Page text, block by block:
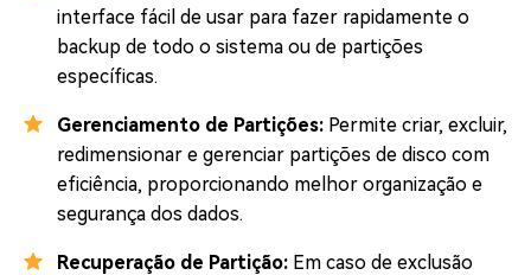
interface fácil de usar para fazer rapidamente o
backup de todo o sistema ou de partições
específicas.
Gerenciamento de Partições: Permite criar, excluir,
redimensionar e gerenciar partições de disco com
eficiência, proporcionando melhor organização e
segurança dos dados.
Recuperação de Partição: Em caso de exclusão